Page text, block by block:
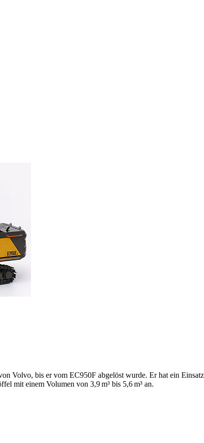
Volvo, bis er vom EC950F abgelöst wurde. Er hat ein
mit einem Volumen von 3,9 m³ bis 5,6 m³ an.